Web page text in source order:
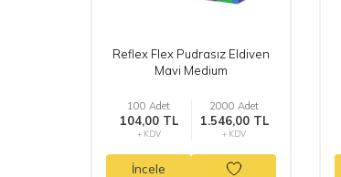
Reflex Flex Pudrasız Eldiven
Mavi Medium
100 Adet
104,00 TL
+ KDV
2000 Adet
1.546,00 TL
+ KDV
İncele